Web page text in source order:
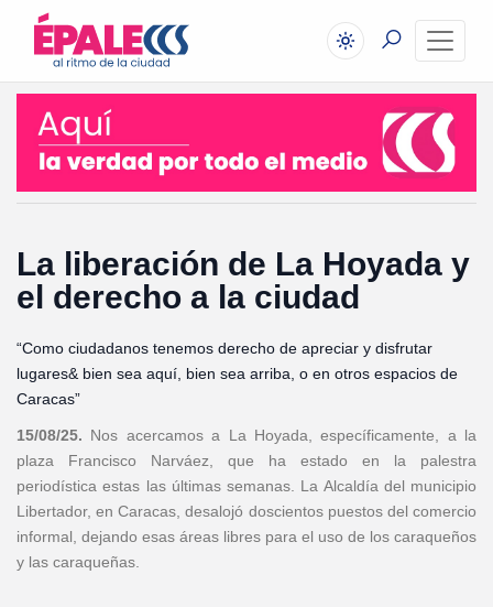
La liberación de La Hoyada y
el derecho a la ciudad
“Como ciudadanos tenemos derecho de apreciar y disfrutar
lugares& bien sea aquí, bien sea arriba, o en otros espacios de
Caracas”
15/08/25. Nos acercamos a La Hoyada, específicamente, a la
plaza Francisco Narváez, que ha estado en la palestra
periodística estas las últimas semanas. La Alcaldía del municipio
Libertador, en Caracas, desalojó doscientos puestos del comercio
informal, dejando esas áreas libres para el uso de los caraqueños
y las caraqueñas.